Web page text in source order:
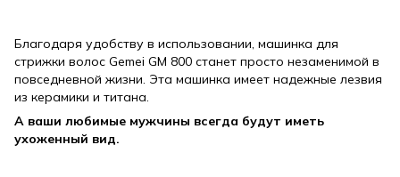
Благодаря удобству в использовании, машинка для
стрижки волос Gemei GM 800 станет просто незаменимой в
повседневной жизни. Эта машинка имеет надежные лезвия
из керамики и титана.
А ваши любимые мужчины всегда будут иметь
ухоженный вид.